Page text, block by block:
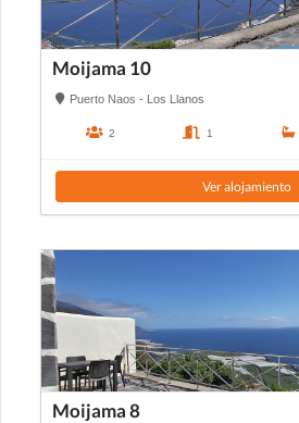
Moijama 10
Puerto Naos - Los Llanos
2 1
Ver alojamiento
Moijama 8